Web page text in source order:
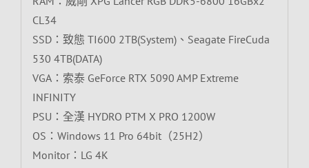
CL34
SSD：致態 TI600 2TB(System)、Seagate FireCuda
530 4TB(DATA)
VGA：索泰 GeForce RTX 5090 AMP Extreme
INFINITY
PSU：全漢 HYDRO PTM X PRO 1200W
OS：Windows 11 Pro 64bit（25H2）
Monitor：LG 4K